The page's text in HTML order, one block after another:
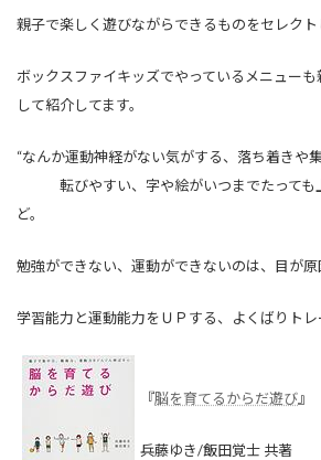
親子で楽しく遊びながらできるものをセレクト
ボックスファイキッズでやっているメニュー
して紹介してます。
“なんか運動神経がない気がする、落ち着きや
転びやすい、字や絵がいつまでたっても
ど。
勉強ができない、運動ができないのは、目が原
学習能力と運動能力をＵＰする、よくばりトレ
『脳を育てるからだ遊び』
兵藤ゆき/飯田覚士 共著